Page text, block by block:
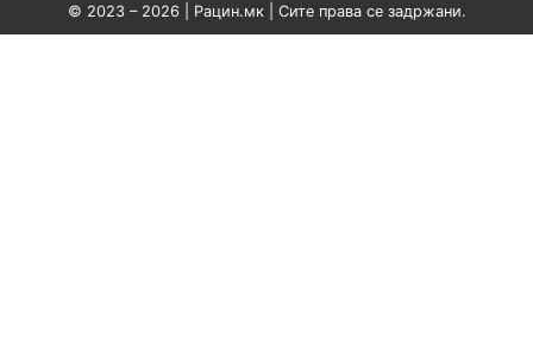
© 2023 – 2026 | Рацин.мк | Сите права се задржани.